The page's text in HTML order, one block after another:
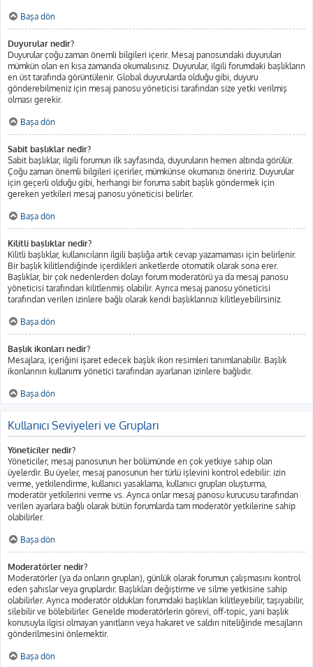
Başa dön
Duyurular nedir?
Duyurular çoğu zaman önemli bilgileri içerir. Mesaj panosundaki duyuruları
mümkün olan en kısa zamanda okumalısınız. Duyurular, ilgili forumdaki başlıkların
en üst tarafında görüntülenir. Global duyurularda olduğu gibi, duyuru
gönderebilmeniz için mesaj panosu yöneticisi tarafından size yetki verilmiş
olması gerekir.
Başa dön
Sabit başlıklar nedir?
Sabit başlıklar, ilgili forumun ilk sayfasında, duyuruların hemen altında görülür.
Çoğu zaman önemli bilgileri içerirler, mümkünse okumanızı öneririz. Duyurular
için geçerli olduğu gibi, herhangi bir foruma sabit başlık göndermek için
gereken yetkileri mesaj panosu yöneticisi belirler.
Başa dön
Kilitli başlıklar nedir?
Kilitli başlıklar, kullanıcıların ilgili başlığa artık cevap yazamaması için belirlenir.
Bir başlık kilitlendiğinde içerdikleri anketlerde otomatik olarak sona erer.
Başlıklar, bir çok nedenlerden dolayı forum moderatörü ya da mesaj panosu
yöneticisi tarafından kilitlenmiş olabilir. Ayrıca mesaj panosu yöneticisi
tarafından verilen izinlere bağlı olarak kendi başlıklarınızı kilitleyebilirsiniz.
Başa dön
Başlık ikonları nedir?
Mesajlara, içeriğini işaret edecek başlık ikon resimleri tanımlanabilir. Başlık
ikonlarının kullanımı yönetici tarafından ayarlanan izinlere bağlıdır.
Başa dön
Kullanıcı Seviyeleri ve Grupları
Yöneticiler nedir?
Yöneticiler, mesaj panosunun her bölümünde en çok yetkiye sahip olan
üyelerdir. Bu üyeler, mesaj panosunun her türlü işlevini kontrol edebilir: izin
verme, yetkilendirme, kullanıcı yasaklama, kullanıcı grupları oluşturma,
moderatör yetkilerini verme vs. Ayrıca onlar mesaj panosu kurucusu tarafından
verilen ayarlara bağlı olarak bütün forumlarda tam moderatör yetkilerine sahip
olabilirler.
Başa dön
Moderatörler nedir?
Moderatörler (ya da onların grupları), günlük olarak forumun çalışmasını kontrol
eden şahıslar veya gruplardır. Başlıkları değiştirme ve silme yetkisine sahip
olabilirler. Ayrıca moderatör oldukları forumdaki başlıkları kilitleyebilir, taşıyabilir,
silebilir ve bölebilirler. Genelde moderatörlerin görevi, off-topic, yani başlık
konusuyla ilgisi olmayan yanıtların veya hakaret ve saldırı niteliğinde mesajların
gönderilmesini önlemektir.
Başa dön